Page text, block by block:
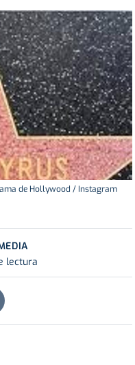
de Hollywood / Instagram
lectura